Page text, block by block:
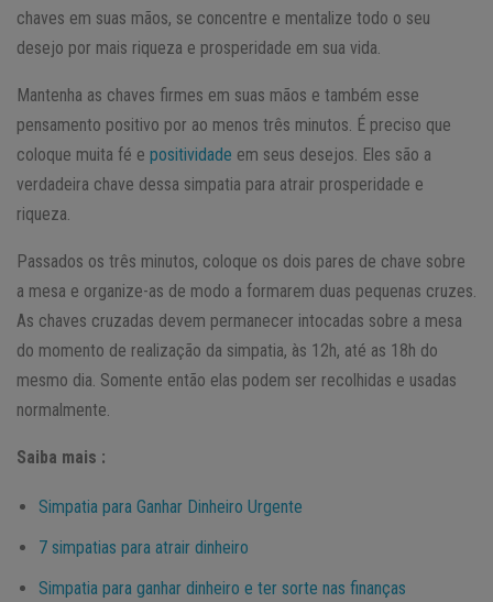
chaves em suas mãos, se concentre e mentalize todo o seu
desejo por mais riqueza e prosperidade em sua vida.
Mantenha as chaves firmes em suas mãos e também esse
pensamento positivo por ao menos três minutos. É preciso que
coloque muita fé e positividade em seus desejos. Eles são a
verdadeira chave dessa simpatia para atrair prosperidade e
riqueza.
Passados os três minutos, coloque os dois pares de chave sobre
a mesa e organize-as de modo a formarem duas pequenas cruzes.
As chaves cruzadas devem permanecer intocadas sobre a mesa
do momento de realização da simpatia, às 12h, até as 18h do
mesmo dia. Somente então elas podem ser recolhidas e usadas
normalmente.
Saiba mais :
Simpatia para Ganhar Dinheiro Urgente
7 simpatias para atrair dinheiro
Simpatia para ganhar dinheiro e ter sorte nas finanças